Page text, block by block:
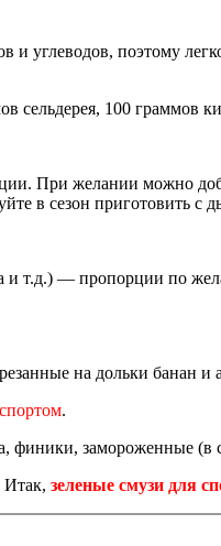
углеводов, поэтому
сельдерея, 100 граммов
При желании можно
в сезон приготовить с
и т.д.) — пропорции по
на дольки банан
.
финики, замороженные
Итак, зеленые смузи для